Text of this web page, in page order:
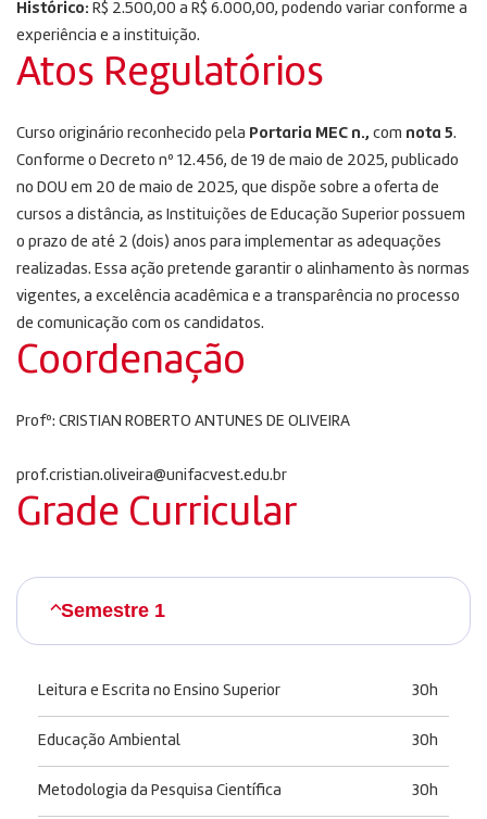
Histórico: R$ 2.500,00 a R$ 6.000,00, podendo variar conforme a
experiência e a instituição.
Atos Regulatórios
Curso originário reconhecido pela Portaria MEC n., com nota 5.
Conforme o Decreto nº 12.456, de 19 de maio de 2025, publicado
no DOU em 20 de maio de 2025, que dispõe sobre a oferta de
cursos a distância, as Instituições de Educação Superior possuem
o prazo de até 2 (dois) anos para implementar as adequações
realizadas. Essa ação pretende garantir o alinhamento às normas
vigentes, a excelência acadêmica e a transparência no processo
de comunicação com os candidatos.
Coordenação
Profº: CRISTIAN ROBERTO ANTUNES DE OLIVEIRA
prof.cristian.oliveira@unifacvest.edu.br
Grade Curricular
Semestre 1
Leitura e Escrita no Ensino Superior 30h
Educação Ambiental 30h
Metodologia da Pesquisa Científica 30h